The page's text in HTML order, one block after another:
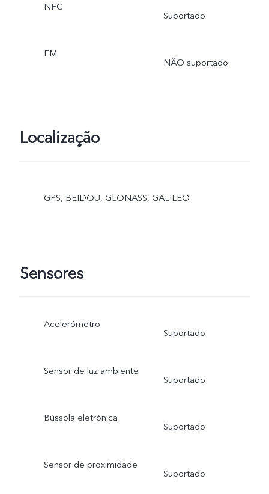
NFC
Suportado
FM
NÃO suportado
Localização
GPS, BEIDOU, GLONASS, GALILEO
Sensores
Acelerómetro
Suportado
Sensor de luz ambiente
Suportado
Bússola eletrónica
Suportado
Sensor de proximidade
Suportado